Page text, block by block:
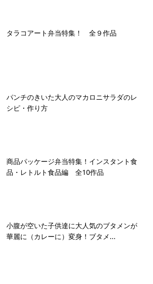
タラコアート弁当特集！ 全９作品
パンチのきいた大人のマカロニサラダのレ
シピ・作り方
商品パッケージ弁当特集！インスタント食
品・レトルト食品編 全10作品
小腹が空いた子供達に大人気のブタメンが
華麗に（カレーに）変身！ブタメ...